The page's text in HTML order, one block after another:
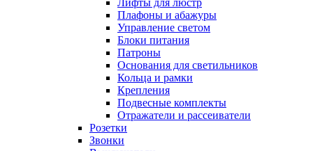
Лифты для люстр
Плафоны и абажуры
Управление светом
Блоки питания
Патроны
Основания для светильников
Кольца и рамки
Крепления
Подвесные комплекты
Отражатели и рассеиватели
Розетки
Звонки